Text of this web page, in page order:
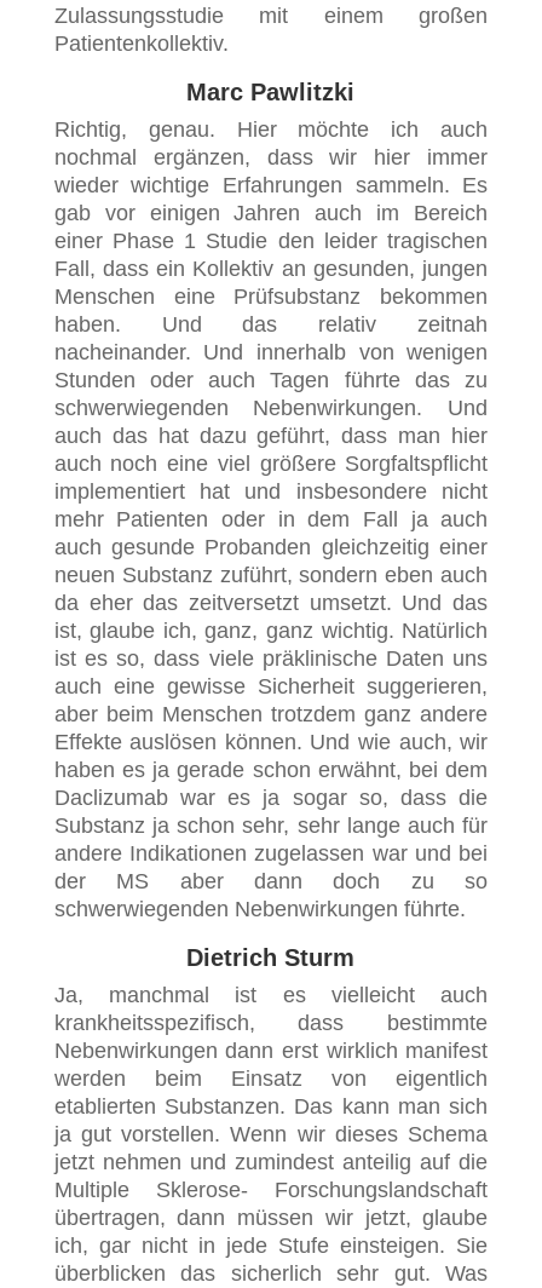
Zulassungsstudie mit einem großen
Patientenkollektiv.
Marc Pawlitzki
Richtig, genau. Hier möchte ich auch
nochmal ergänzen, dass wir hier immer
wieder wichtige Erfahrungen sammeln. Es
gab vor einigen Jahren auch im Bereich
einer Phase 1 Studie den leider tragischen
Fall, dass ein Kollektiv an gesunden, jungen
Menschen eine Prüfsubstanz bekommen
haben. Und das relativ zeitnah
nacheinander. Und innerhalb von wenigen
Stunden oder auch Tagen führte das zu
schwerwiegenden Nebenwirkungen. Und
auch das hat dazu geführt, dass man hier
auch noch eine viel größere Sorgfaltspflicht
implementiert hat und insbesondere nicht
mehr Patienten oder in dem Fall ja auch
auch gesunde Probanden gleichzeitig einer
neuen Substanz zuführt, sondern eben auch
da eher das zeitversetzt umsetzt. Und das
ist, glaube ich, ganz, ganz wichtig. Natürlich
ist es so, dass viele präklinische Daten uns
auch eine gewisse Sicherheit suggerieren,
aber beim Menschen trotzdem ganz andere
Effekte auslösen können. Und wie auch, wir
haben es ja gerade schon erwähnt, bei dem
Daclizumab war es ja sogar so, dass die
Substanz ja schon sehr, sehr lange auch für
andere Indikationen zugelassen war und bei
der MS aber dann doch zu so
schwerwiegenden Nebenwirkungen führte.
Dietrich Sturm
Ja, manchmal ist es vielleicht auch
krankheitsspezifisch, dass bestimmte
Nebenwirkungen dann erst wirklich manifest
werden beim Einsatz von eigentlich
etablierten Substanzen. Das kann man sich
ja gut vorstellen. Wenn wir dieses Schema
jetzt nehmen und zumindest anteilig auf die
Multiple Sklerose- Forschungslandschaft
übertragen, dann müssen wir jetzt, glaube
ich, gar nicht in jede Stufe einsteigen. Sie
überblicken das sicherlich sehr gut. Was